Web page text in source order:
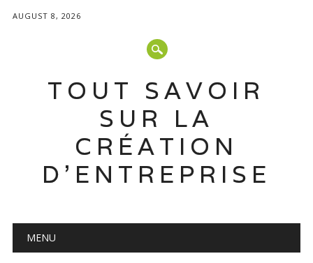
AUGUST 8, 2026
TOUT SAVOIR
SUR LA
CRÉATION
D'ENTREPRISE
Main menu
MENU